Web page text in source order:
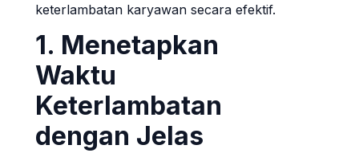
keterlambatan karyawan secara efektif.
1. Menetapkan
Waktu
Keterlambatan
dengan Jelas